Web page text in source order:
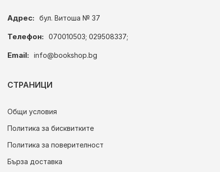
Адрес: бул. Витоша № 37
Телефон: 070010503; 029508337;
Email: info@bookshop.bg
СТРАНИЦИ
Общи условия
Политика за бисквитките
Политика за поверителност
Бърза доставка